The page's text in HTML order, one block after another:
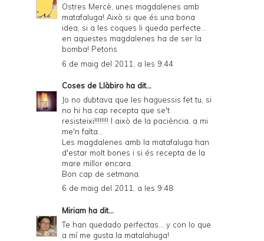
Ostres Mercè, unes magdalenes amb
matafaluga! Això si que és una bona
idea, si a les coques li queda perfecte...
en aquestes magdalenes ha de ser la
bomba! Petons
6 de maig del 2011, a les 9:44
Coses de Llàbiro ha dit...
Jo no dubtava que les haguessis fet tu, si
no hi ha cap recepta que se't
resisteixi!!!!!!!! I això de la paciència, a mi
me'n falta...
Les magdalenes amb la matafaluga han
d'estar molt bones i si és recepta de la
mare millor encara.
Bon cap de setmana.
6 de maig del 2011, a les 9:48
Miriam ha dit...
Te han quedado perfectas... y con lo que
a mí me gusta la matalahuga!